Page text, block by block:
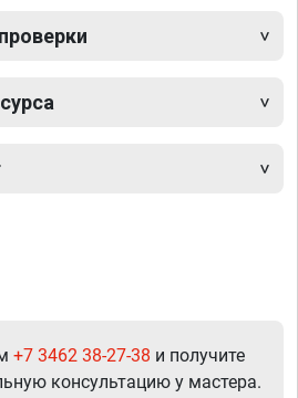
+7 3462 38-27-38 и получите
консультацию у мастера.